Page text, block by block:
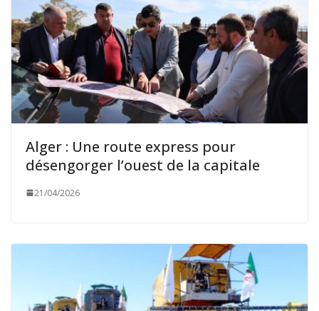
Alger : Une route express pour
désengorger l’ouest de la capitale
21/04/2026